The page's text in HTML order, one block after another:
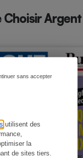
utilisent des
la
de sites tiers.
sans accepter
Choisir Argent